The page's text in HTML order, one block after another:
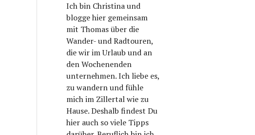
Ich bin Christina und
blogge hier gemeinsam
mit Thomas über die
Wander- und Radtouren,
die wir im Urlaub und an
den Wochenenden
unternehmen. Ich liebe es,
zu wandern und fühle
mich im Zillertal wie zu
Hause. Deshalb findest Du
hier auch so viele Tipps